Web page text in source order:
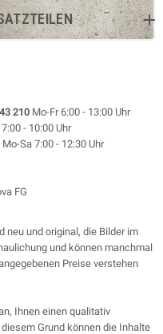
210 Mo-Fr 6:00 - 13:00 Uhr
- 10:00 Uhr
Mo-Sa 7:00 - 12:30 Uhr
FG
neu und original, die Bilder im
und können manchmal
Preise verstehen
Ihnen einen qualitativ
Grund können die Inhalte